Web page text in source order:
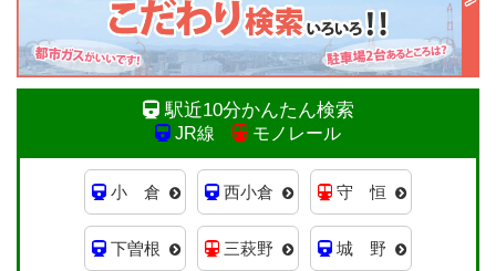
駅近10分かんたん検索
JR線 モノレール
小 倉 西小倉 守 恒
下曽根 三萩野 城 野